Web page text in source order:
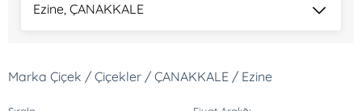
Ezine, ÇANAKKALE
Marka Çiçek / Çiçekler / ÇANAKKALE / Ezine